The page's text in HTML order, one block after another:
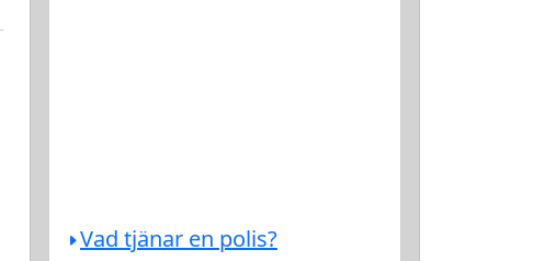
Vad tjänar en polis?